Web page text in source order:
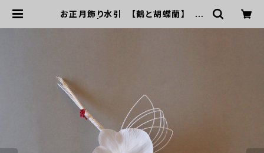
お正月飾り水引 【鶴と胡蝶蘭】 白